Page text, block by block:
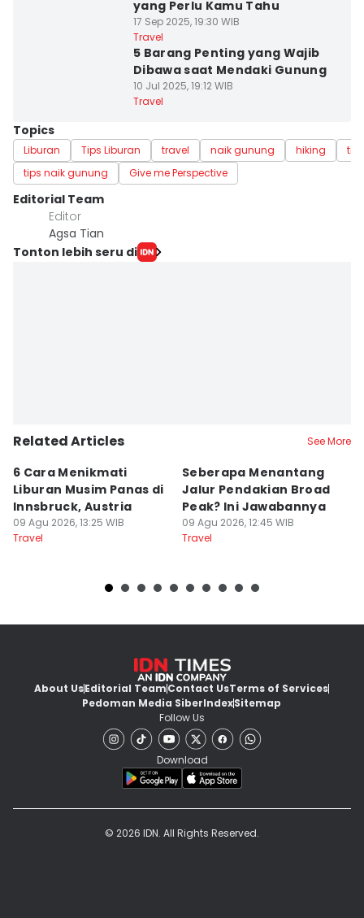
yang Perlu Kamu Tahu
17 Sep 2025, 19:30 WIB
Travel
5 Barang Penting yang Wajib
Dibawa saat Mendaki Gunung
10 Jul 2025, 19:12 WIB
Travel
Topics
Liburan Tips Liburan travel naik gunung hiking
tips naik gunung
Give me Perspective
Editorial Team
Editor
Agsa Tian
Tonton lebih seru di
Related Articles See More
6 Cara Menikmati
Liburan Musim Panas di
Innsbruck, Austria
09 Agu 2026, 13:25 WIB
Travel
Seberapa Menantang
Jalur Pendakian Broad
Peak? Ini Jawabannya
09 Agu 2026, 12:45 WIB
Travel
About UsEditorial TeamContact UsTerms of Services
Pedoman Media SiberIndexSitemap
Follow Us
Download
© 2026 IDN. All Rights Reserved.